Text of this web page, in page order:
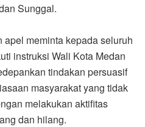
Sunggal.
meminta kepada seluruh
instruksi Wali Kota Medan
tindakan persuasif
masyarakat yang tidak
melakukan aktifitas
dan hilang.